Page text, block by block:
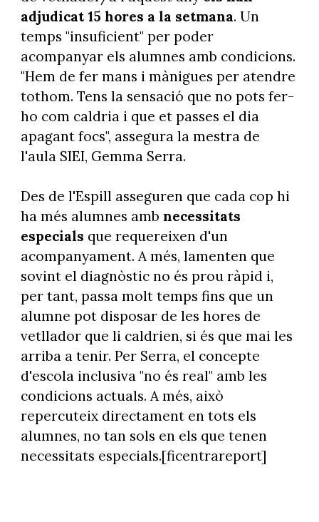
adjudicat 15 hores a la setmana. Un
temps "insuficient" per poder
acompanyar els alumnes amb condicions.
"Hem de fer mans i mànigues per atendre
tothom. Tens la sensació que no pots fer-
ho com caldria i que et passes el dia
apagant focs", assegura la mestra de
l'aula SIEI, Gemma Serra.
Des de l'Espill asseguren que cada cop hi
ha més alumnes amb necessitats
especials que requereixen d'un
acompanyament. A més, lamenten que
sovint el diagnòstic no és prou ràpid i,
per tant, passa molt temps fins que un
alumne pot disposar de les hores de
vetllador que li caldrien, si és que mai les
arriba a tenir. Per Serra, el concepte
d'escola inclusiva "no és real" amb les
condicions actuals. A més, això
repercuteix directament en tots els
alumnes, no tan sols en els que tenen
necessitats especials.[ficentrareport]